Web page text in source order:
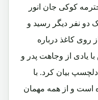
کوکی جان انور
دو نفر دیگر رسید و
روی کاغذ درباره
یادی از وجاهت پدر و
بیان کرد. با
است و از همه مهمان